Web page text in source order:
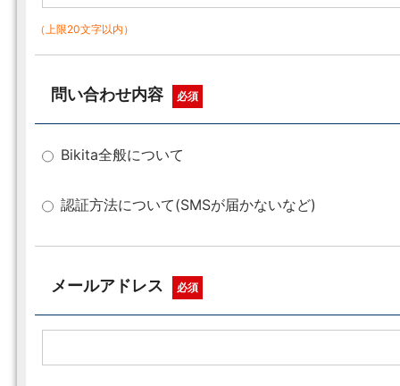
（上限20文字以内）
問い合わせ内容 必須
Bikita全般について
認証方法について(SMSが届かないなど)
メールアドレス 必須